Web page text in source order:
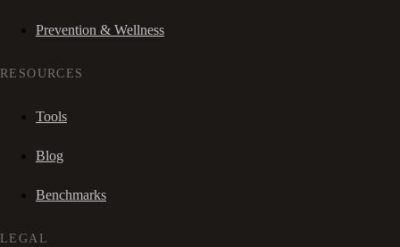
Prevention & Wellness
RESOURCES
Tools
Blog
Benchmarks
LEGAL